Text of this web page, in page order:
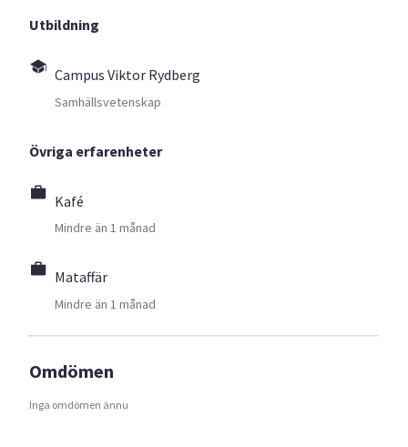
Utbildning
Campus Viktor Rydberg
Samhällsvetenskap
Övriga erfarenheter
Kafé
Mindre än 1 månad
Mataffär
Mindre än 1 månad
Omdömen
Inga omdömen ännu